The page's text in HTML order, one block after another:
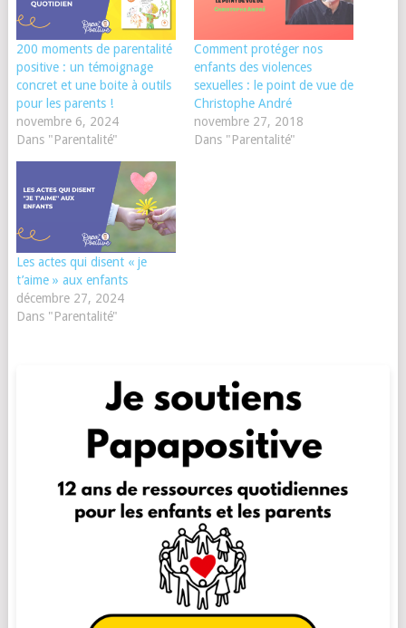
200 moments de parentalité
positive : un témoignage
concret et une boite à outils
pour les parents !
novembre 6, 2024
Dans "Parentalité"
Comment protéger nos
enfants des violences
sexuelles : le point de vue de
Christophe André
novembre 27, 2018
Dans "Parentalité"
Les actes qui disent « je
t’aime » aux enfants
décembre 27, 2024
Dans "Parentalité"